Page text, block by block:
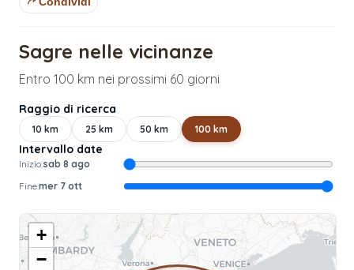
Sagre nelle vicinanze
Entro 100 km nei prossimi 60 giorni
Raggio di ricerca
10 km 25 km 50 km 100 km
Intervallo date
Inizio:sab 8 ago
Fine:mer 7 ott
+
−